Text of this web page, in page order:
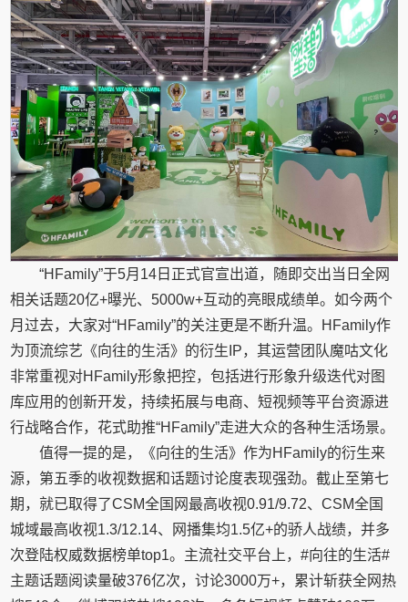
“HFamily”于5月14日正式官宣出道，随即交出当日全网
相关话题20亿+曝光、5000w+互动的亮眼成绩单。如今两个
月过去，大家对“HFamily”的关注更是不断升温。HFamily作
为顶流综艺《向往的生活》的衍生IP，其运营团队魔咕文化
非常重视对HFamily形象把控，包括进行形象升级迭代对图
库应用的创新开发，持续拓展与电商、短视频等平台资源进
行战略合作，花式助推“HFamily”走进大众的各种生活场景。
值得一提的是，《向往的生活》作为HFamily的衍生来
源，第五季的收视数据和话题讨论度表现强劲。截止至第七
期，就已取得了CSM全国网最高收视0.91/9.72、CSM全国
城域最高收视1.3/12.14、网播集均1.5亿+的骄人战绩，并多
次登陆权威数据榜单top1。主流社交平台上，#向往的生活#
主题话题阅读量破376亿次，讨论3000万+，累计斩获全网热